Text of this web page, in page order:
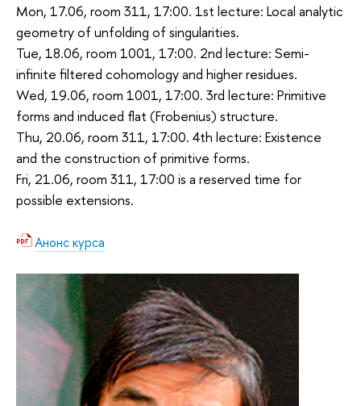
Mon, 17.06, room 311, 17:00. 1st lecture: Local analytic
geometry of unfolding of singularities.
Tue, 18.06, room 1001, 17:00. 2nd lecture: Semi-
infinite filtered cohomology and higher residues.
Wed, 19.06, room 1001, 17:00. 3rd lecture: Primitive
forms and induced flat (Frobenius) structure.
Thu, 20.06, room 311, 17:00. 4th lecture: Existence
and the construction of primitive forms.
Fri, 21.06, room 311, 17:00 is a reserved time for
possible extensions.
Анонс курса